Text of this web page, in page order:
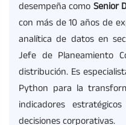
desempeña comoSenior
con más de 10 años de
analítica de datos en
Jefe de Planeamiento
distribución. Es
Python para la
indicadores